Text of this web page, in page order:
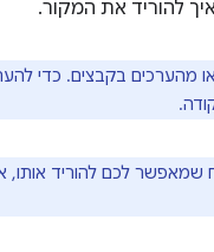
מהערכים בקבצים. כדי
שמאפשר לכם להוריד אותו,